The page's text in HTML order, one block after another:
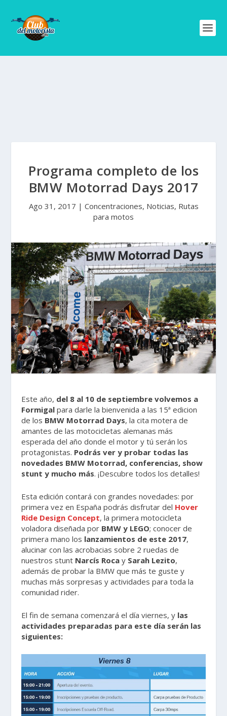
Programa completo de los
BMW Motorrad Days 2017
Ago 31, 2017 | Concentraciones, Noticias, Rutas
para motos
Este año, del 8 al 10 de septiembre volvemos a
Formigal para darle la bienvenida a las 15ª edicion
de los BMW Motorrad Days, la cita motera de
amantes de las motocicletas alemanas más
esperada del año donde el motor y tú serán los
protagonistas. Podrás ver y probar todas las
novedades BMW Motorrad, conferencias, show
stunt y mucho más. ¡Descubre todos los detalles!
Esta edición contará con grandes novedades: por
primera vez en España podrás disfrutar del Hover
Ride Design Concept, la primera motocicleta
voladora diseñada por BMW y LEGO; conocer de
primera mano los lanzamientos de este 2017,
alucinar con las acrobacias sobre 2 ruedas de
nuestros stunt Narcís Roca y Sarah Lezito,
además de probar la BMW que más te guste y
muchas más sorpresas y actividades para toda la
comunidad rider.
El fin de semana comenzará el día viernes, y las
actividades preparadas para este día serán las
siguientes: